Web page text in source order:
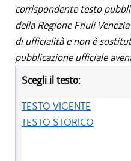
corrispondente testo
della Regione Friuli
di ufficialità e non è
pubblicazione ufficiale
Scegli il testo:
TESTO VIGENTE
TESTO STORICO